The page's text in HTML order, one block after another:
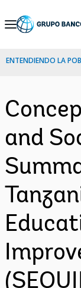
Skip
Navigation
ENTENDIENDO LA
and